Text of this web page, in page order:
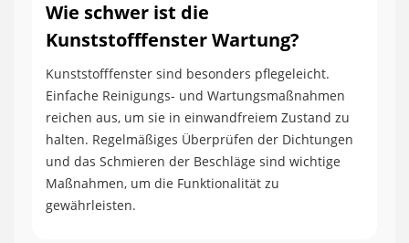
Wie schwer ist die
Kunststofffenster Wartung?
Kunststofffenster sind besonders pflegeleicht.
Einfache Reinigungs- und Wartungsmaßnahmen
reichen aus, um sie in einwandfreiem Zustand zu
halten. Regelmäßiges Überprüfen der Dichtungen
und das Schmieren der Beschläge sind wichtige
Maßnahmen, um die Funktionalität zu
gewährleisten.